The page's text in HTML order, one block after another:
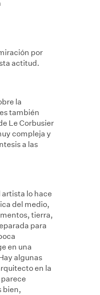
por
actitud.
la
también
Le Corbusier
compleja y
a las
lo hace
del medio,
tierra,
para
en una
algunas
en la
bien,